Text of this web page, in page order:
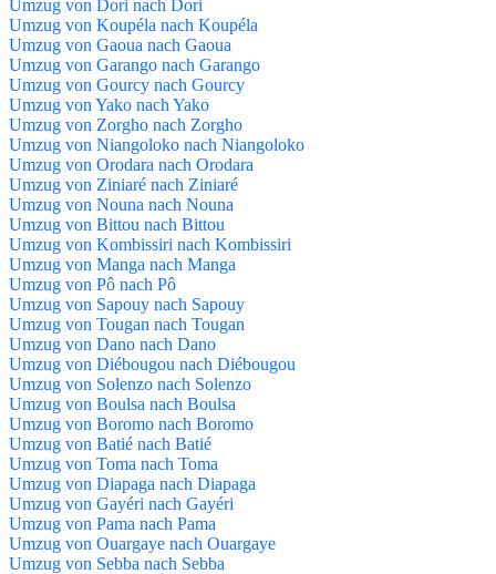
Umzug von Dori nach Dori
Umzug von Koupéla nach Koupéla
Umzug von Gaoua nach Gaoua
Umzug von Garango nach Garango
Umzug von Gourcy nach Gourcy
Umzug von Yako nach Yako
Umzug von Zorgho nach Zorgho
Umzug von Niangoloko nach Niangoloko
Umzug von Orodara nach Orodara
Umzug von Ziniaré nach Ziniaré
Umzug von Nouna nach Nouna
Umzug von Bittou nach Bittou
Umzug von Kombissiri nach Kombissiri
Umzug von Manga nach Manga
Umzug von Pô nach Pô
Umzug von Sapouy nach Sapouy
Umzug von Tougan nach Tougan
Umzug von Dano nach Dano
Umzug von Diébougou nach Diébougou
Umzug von Solenzo nach Solenzo
Umzug von Boulsa nach Boulsa
Umzug von Boromo nach Boromo
Umzug von Batié nach Batié
Umzug von Toma nach Toma
Umzug von Diapaga nach Diapaga
Umzug von Gayéri nach Gayéri
Umzug von Pama nach Pama
Umzug von Ouargaye nach Ouargaye
Umzug von Sebba nach Sebba